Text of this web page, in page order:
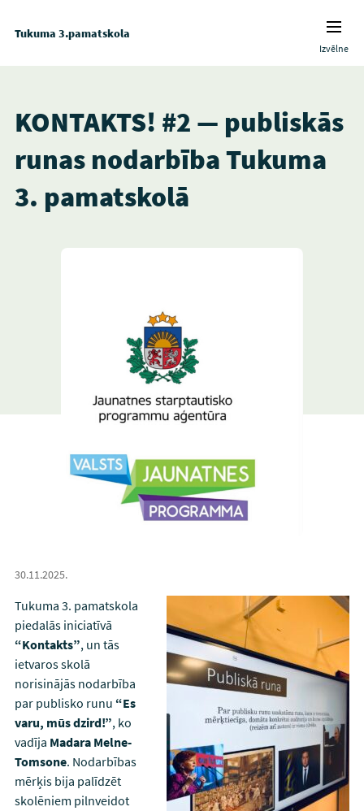
Tukuma 3.pamatskola
Izvēlne
KONTAKTS! #2 — publiskās
runas nodarbība Tukuma
3. pamatskolā
30.11.2025.
Tukuma 3. pamatskola
piedalās iniciatīvā
“Kontakts”, un tās
ietvaros skolā
norisinājās nodarbība
par publisko runu “Es
varu, mūs dzird!”, ko
vadīja Madara Melne-
Tomsone. Nodarbības
mērķis bija palīdzēt
skolēniem pilnveidot